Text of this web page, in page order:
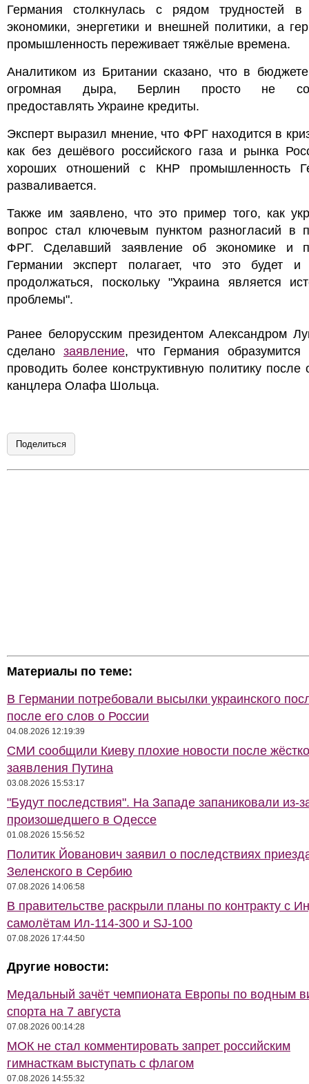
Германия столкнулась с рядом трудностей в
экономики, энергетики и внешней политики, а
промышленность переживает тяжёлые времена.
Аналитиком из Британии сказано, что в
огромная дыра, Берлин просто не
предоставлять Украине кредиты.
Эксперт выразил мнение, что ФРГ находится в
как без дешёвого российского газа и рынка
хороших отношений с КНР промышленность
разваливается.
Также им заявлено, что это пример того, как
вопрос стал ключевым пунктом разногласий в
ФРГ. Сделавший заявление об экономике и
Германии эксперт полагает, что это будет и
продолжаться, поскольку "Украина является
проблемы".
Ранее белорусским президентом Александром
сделано заявление, что Германия образумится
проводить более конструктивную политику после
канцлера Олафа Шольца.
Поделиться
Материалы по теме:
В Германии потребовали высылки украинского
после его слов о России
04.08.2026 12:19:39
СМИ сообщили Киеву плохие новости после
заявления Путина
03.08.2026 15:53:17
"Будут последствия". На Западе запаниковали из-
произошедшего в Одессе
01.08.2026 15:56:52
Политик Йованович заявил о последствиях
Зеленского в Сербию
07.08.2026 14:06:58
В правительстве раскрыли планы по контракту с
самолётам Ил-114-300 и SJ-100
07.08.2026 17:44:50
Другие новости:
Медальный зачёт чемпионата Европы по водным
спорта на 7 августа
07.08.2026 00:14:28
МОК не стал комментировать запрет российским
гимнасткам выступать с флагом
07.08.2026 14:55:32